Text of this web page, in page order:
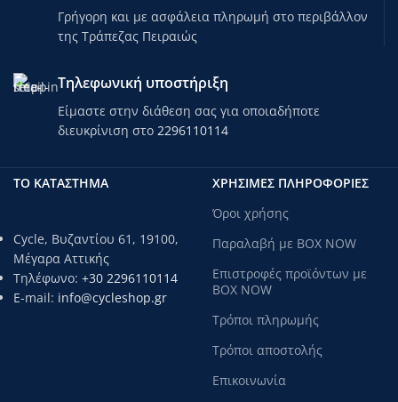
Γρήγορη και με ασφάλεια πληρωμή στο περιβάλλον
της Τράπεζας Πειραιώς
Τηλεφωνική υποστήριξη
Είμαστε στην διάθεση σας για οποιαδήποτε
διευκρίνιση στο 2296110114
ΤΟ ΚΑΤΑΣΤΗΜΑ
Cycle, Βυζαντίου 61, 19100,
Μέγαρα Αττικής
Τηλέφωνο: +30 2296110114
E-mail: info@cycleshop.gr
ΧΡΗΣΙΜΕΣ ΠΛΗΡΟΦΟΡΙΕΣ
Όροι χρήσης
Παραλαβή με BOX NOW
Επιστροφές προϊόντων με
BOX NOW
Τρόποι πληρωμής
Τρόποι αποστολής
Επικοινωνία